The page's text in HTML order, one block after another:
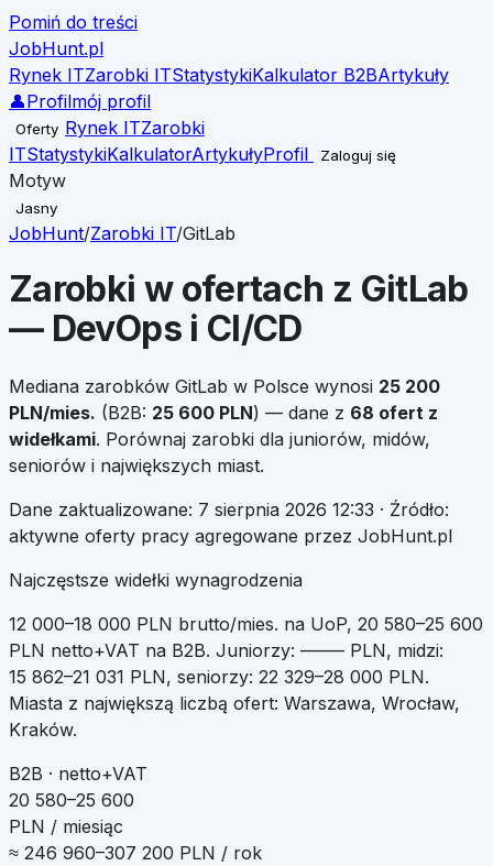
Pomiń do treści
JobHunt.pl
Rynek ITZarobki ITStatystykiKalkulator B2BArtykuły
👤Profilmój profil
Oferty Rynek ITZarobki
ITStatystykiKalkulatorArtykułyProfil Zaloguj się
Motyw
Jasny
JobHunt/Zarobki IT/GitLab
Zarobki w ofertach z GitLab
— DevOps i CI/CD
Mediana zarobków GitLab w Polsce wynosi 25 200
PLN/mies. (B2B: 25 600 PLN) — dane z 68 ofert z
widełkami. Porównaj zarobki dla juniorów, midów,
seniorów i największych miast.
Dane zaktualizowane: 7 sierpnia 2026 12:33 · Źródło:
aktywne oferty pracy agregowane przez JobHunt.pl
Najczęstsze widełki wynagrodzenia
12 000–18 000 PLN brutto/mies. na UoP, 20 580–25 600
PLN netto+VAT na B2B. Juniorzy: —–— PLN, midzi:
15 862–21 031 PLN, seniorzy: 22 329–28 000 PLN.
Miasta z największą liczbą ofert: Warszawa, Wrocław,
Kraków.
B2B · netto+VAT
20 580–25 600
PLN / miesiąc
≈ 246 960–307 200 PLN / rok